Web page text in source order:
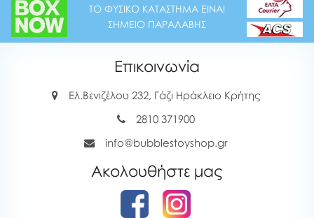
ΤΟ ΦΥΣΙΚΟ ΚΑΤΑΣΤΗΜΑ ΕΙΝΑΙ
ΣΗΜΕΙΟ ΠΑΡΑΛΑΒΗΣ
Επικοινωνία
Ελ.Βενιζέλου 232, Γάζι Ηράκλειο Κρήτης
2810 371900
info@bubblestoyshop.gr
Ακολουθήστε μας